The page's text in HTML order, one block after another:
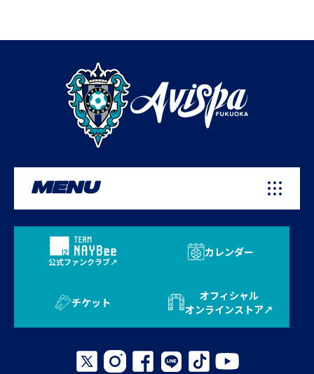
MENU
公式ファンクラブ
カレンダー
チケット
オフィシャル
オンラインストア